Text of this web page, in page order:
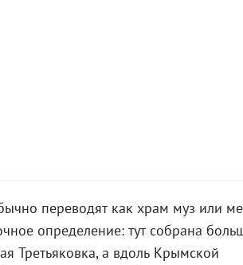
переводят как храм муз или
определение: тут собрана
Третьяковка, а вдоль Крымской